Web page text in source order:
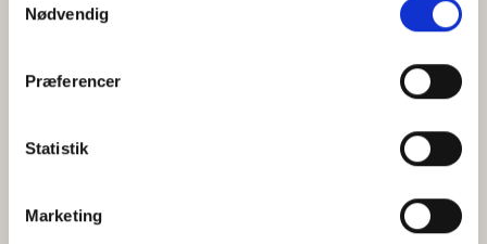
tilbage eller ændre indstillinger fra vores
"Cookiedeklaration", eller ved at trykke på "Privacy
Indsamle præcise oplysninger om din placering,
Identificere din enhed baseret på en scanning af
dens unikke karakteristika (fingerprinting)
Nødvendig
Præferencer
Statistik
Marketing
KORT
+